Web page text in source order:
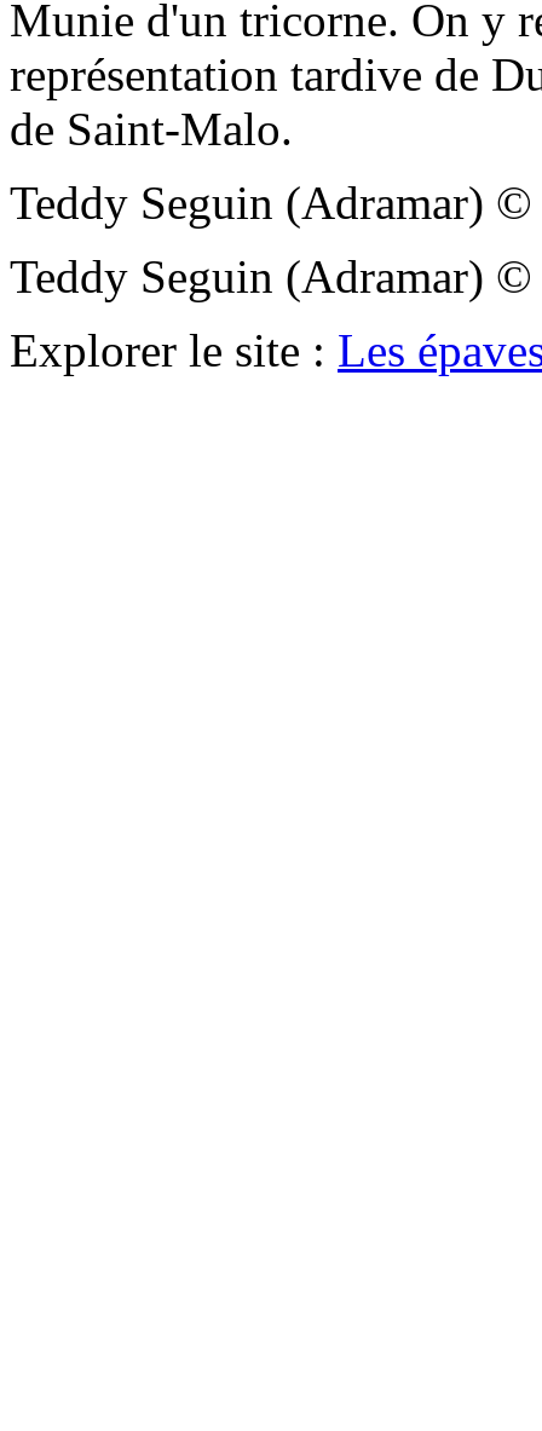
Munie d'un tricorne. On y
représentation tardive de
de Saint-Malo.
Teddy Seguin (Adramar)
Teddy Seguin (Adramar)
Explorer le site : Les